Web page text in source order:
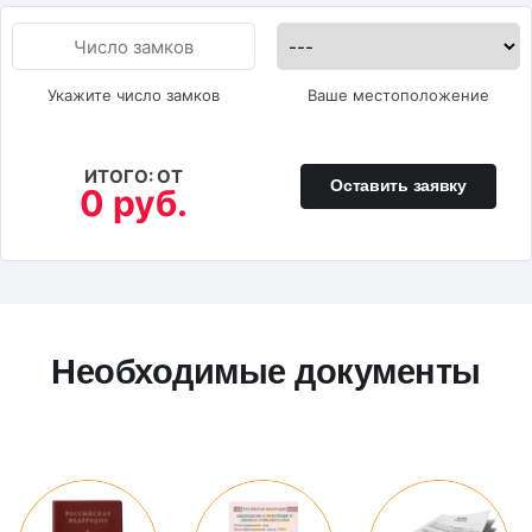
Укажите число замков Ваше местоположение
ИТОГО: ОТ
0 руб. Оставить заявку
Необходимые документы